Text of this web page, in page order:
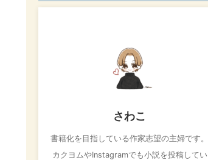
さわこ
書籍化を目指している作家志望の主婦です。
カクヨムやInstagramでも小説を投稿してい